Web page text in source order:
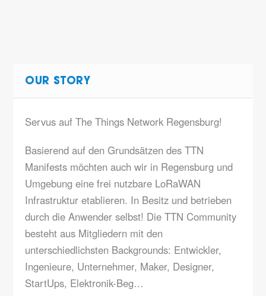
OUR STORY
Servus auf The Things Network Regensburg!
Basierend auf den Grundsätzen desTTN
Manifests möchten auch wir in Regensburg und
Umgebung eine frei nutzbare LoRaWAN
Infrastruktur etablieren. In Besitz und betrieben
durch die Anwender selbst! Die TTN Community
besteht aus Mitgliedern mit den
unterschiedlichsten Backgrounds: Entwickler,
Ingenieure, Unternehmer, Maker, Designer,
StartUps, Elektronik-Beg…